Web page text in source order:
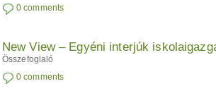
0 comments
New View – Egyéni interjúk
Összefoglaló
0 comments